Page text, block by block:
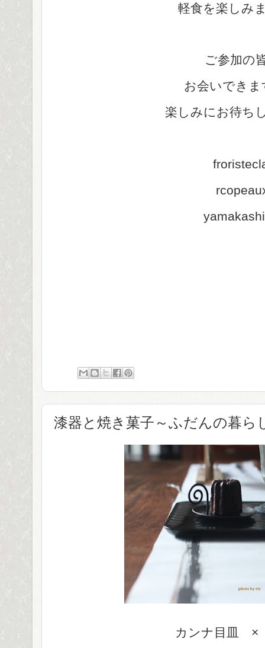
軽食を楽しみ
ご参加の
お会いでき
楽しみにお待ち
漆器と焼き菓子～ふだんの暮ら
カンナ目皿